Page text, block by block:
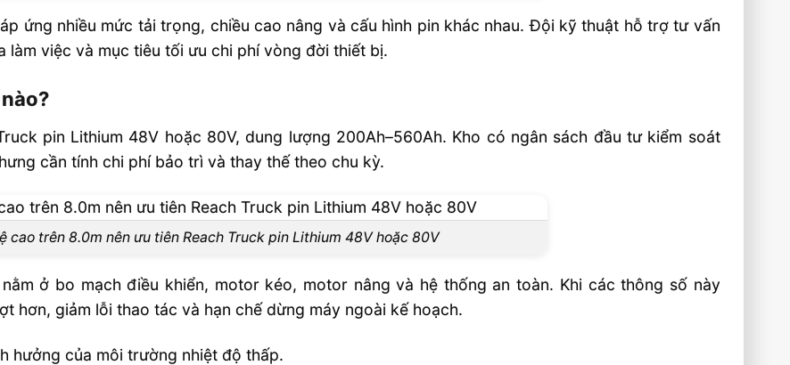
ứng nhiều mức tải trọng, chiều cao nâng và cấu hình pin khác nhau. Đội kỹ thuật hỗ trợ tư vấn
việc và mục tiêu tối ưu chi phí vòng đời thiết bị.
pin Lithium 48V hoặc 80V, dung lượng 200Ah–560Ah. Kho có ngân sách đầu tư kiểm soát
cần tính chi phí bảo trì và thay thế theo chu kỳ.
cao trên 8.0m nên ưu tiên Reach Truck pin Lithium 48V hoặc 80V
ở bo mạch điều khiển, motor kéo, motor nâng và hệ thống an toàn. Khi các thông số này
hơn, giảm lỗi thao tác và hạn chế dừng máy ngoài kế hoạch.
hưởng của môi trường nhiệt độ thấp.